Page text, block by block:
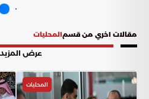
مقالات اخري من قسمالمحليات
عرض
المحليات